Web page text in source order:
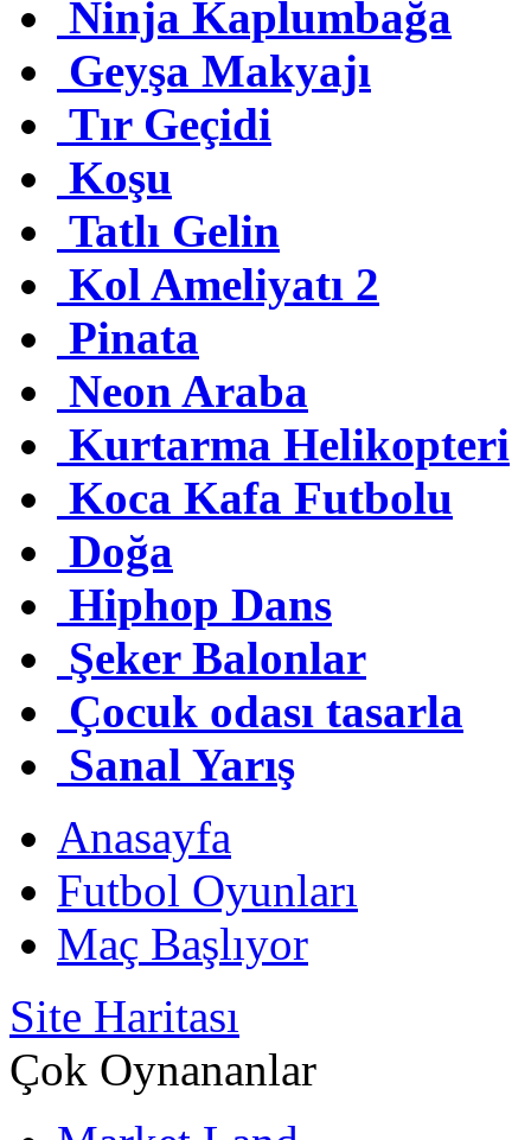
Ninja Kaplumbağa
Geyşa Makyajı
Tır Geçidi
Koşu
Tatlı Gelin
Kol Ameliyatı 2
Pinata
Neon Araba
Kurtarma Helikopteri
Koca Kafa Futbolu
Doğa
Hiphop Dans
Şeker Balonlar
Çocuk odası tasarla
Sanal Yarış
Anasayfa
Futbol Oyunları
Maç Başlıyor
Site Haritası
Çok Oynananlar